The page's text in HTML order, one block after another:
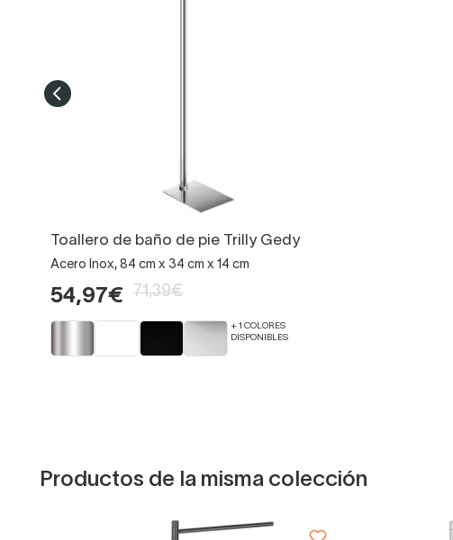
Toallero de baño de pie Trilly Gedy
Acero Inox, 84 cm x 34 cm x 14 cm
54,97€ 71,39€
+ 1 COLORES
DISPONIBLES
Productos de la misma colección